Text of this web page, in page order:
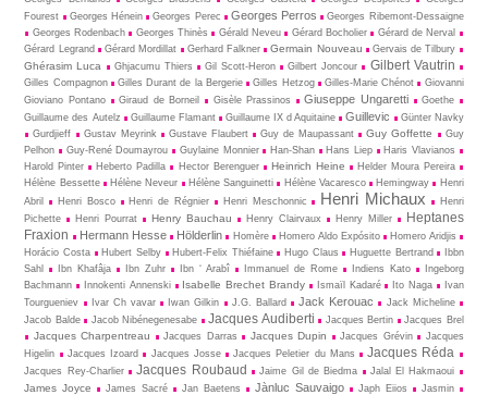
Fourest
Georges Hénein Georges Perec Georges Perros
Georges Ribemont-Dessaigne
Georges Rodenbach
Georges Thinès Gérald Neveu Gérard Bocholier
Gérard de Nerval
Gérard Legrand
Gérard Mordillat Gerhard Falkner Germain Nouveau Gervais de Tilbury
Ghérasim Luca Ghjacumu Thiers Gil Scott-Heron Gilbert Joncour Gilbert Vautrin
Gilles Compagnon Gilles Durant de la Bergerie Gilles Hetzog Gilles-Marie Chénot
Giovanni
Gioviano Pontano
Giraud de Borneil Gisèle Prassinos Giuseppe Ungaretti
Goethe
Guillaume des Autelz
Guillaume Flamant Guillaume IX d Aquitaine Guillevic
Günter Navky
Gurdjieff
Gustav Meyrink Gustave Flaubert Guy de Maupassant Guy Goffette
Guy
Pelhon
Guy-René Dou­may­rou Guylaine Monnier Han-Shan Hans Liep
Haris Vlavianos
Harold Pinter
Heberto Padilla Hector Berenguer Heinrich Heine
Helder Moura Pereira
Hélène Bessette
Hélène Neveur Hélène Sanguinetti Hélène Vacaresco Hemingway
Henri
Abril
Henri Bosco Henri de Régnier Henri Meschonnic Henri Michaux
Henri
Pichette
Henri Pourrat Henry Bauchau Henry Clairvaux Henry Miller
Heptanes
Fraxion
Hermann Hesse Hölderlin Homère Homero Aldo Expósito
Homero Aridjis
Horácio Costa
Hubert Selby Hubert-Felix Thiéfaine Hugo Claus Huguette Bertrand
Ibbn
Sahl
Ibn Khafâja Ibn Zuhr Ibn ‘ Arabî Immanuel de Rome Indiens Kato
Ingeborg
Bachmann
Innokenti Annenski Isabelle Brechet Brandy Ismaïl Kadaré Ito Naga
Ivan
Tourgueniev
Ivar Ch vavar Iwan Gilkin J.G. Ballard Jack Kerouac
Jack Micheline
Jacob Balde
Jacob Nibénegenesabe Jacques Audiberti Jacques Bertin Jacques Brel
Jacques Charpentreau Jacques Darras Jacques Dupin Jacques Grévin
Jacques
Higelin
Jacques Izoard Jacques Josse Jacques Peletier du Mans Jacques Réda
Jacques Rey-Charlier Jacques Roubaud Jaime Gil de Biedma Jalal El Hakmaoui
James Joyce James Sacré Jan Baetens Jànluc Sauvaigo Japh Eiios
Jasmin